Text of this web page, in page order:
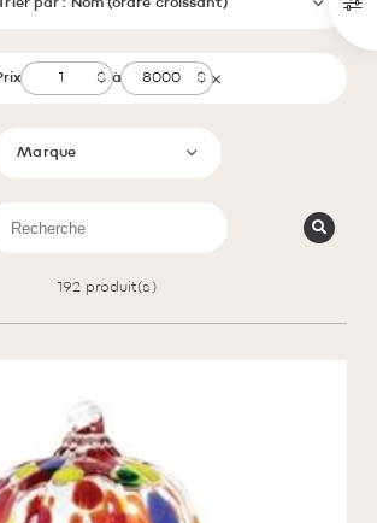
par : Nom (ordre croissant)
à
Marque
192 produit(s)